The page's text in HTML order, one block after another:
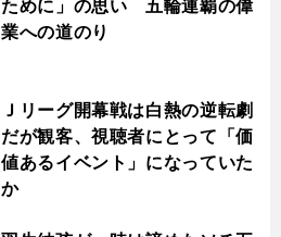
ために」の思い 五輪連覇の偉
業への道のり
Ｊリーグ開幕戦は白熱の逆転劇
だが観客、視聴者にとって「価
値あるイベント」になっていた
か